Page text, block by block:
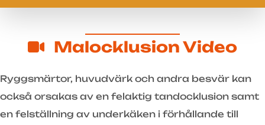
Malocklusion Video
Ryggsmärtor, huvudvärk och andra besvär kan
också orsakas av en felaktig tandocklusion samt
en felställning av underkäken i förhållande till